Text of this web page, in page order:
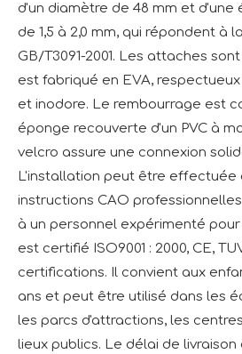
d'un diamètre de 48 mm et d'une
de 1,5 à 2,0 mm, qui répondent à
GB/T3091-2001. Les attaches
est fabriqué en EVA,
et inodore. Le rembourrage est
éponge recouverte d'un PVC à
velcro assure une connexion
L'installation peut être effectuée
instructions CAO
à un personnel expérimenté
est certifié ISO9001 : 2000, CE,
certifications. Il convient aux
ans et peut être utilisé dans les
les parcs d'attractions, les
lieux publics. Le délai de